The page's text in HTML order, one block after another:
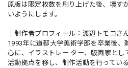
原版は限定枚数を刷り上げた後、壊す
いようにします。
｜制作者プロフィール：渡辺トモコさ
1993年に道都大学美術学部を卒業後
心に、イラストレー ター、版画家と
活動拠点を移し、制作活動を行っている